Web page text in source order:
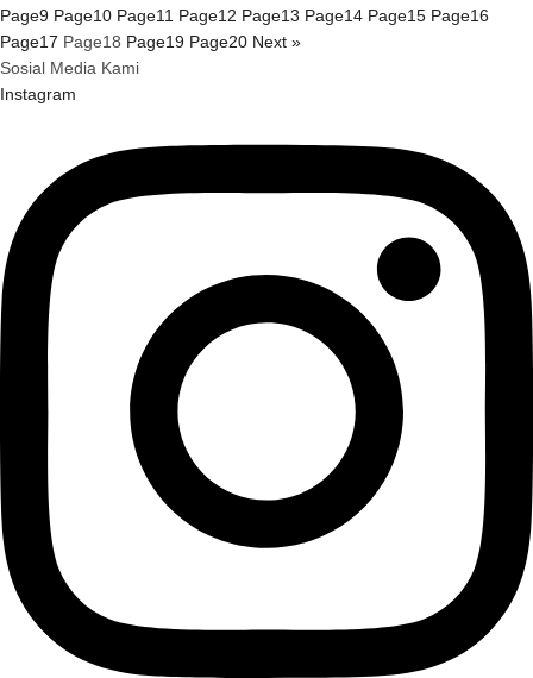
Page9 Page10 Page11 Page12 Page13 Page14 Page15 Page16
Page17 Page18 Page19 Page20 Next »
Sosial Media Kami
Instagram